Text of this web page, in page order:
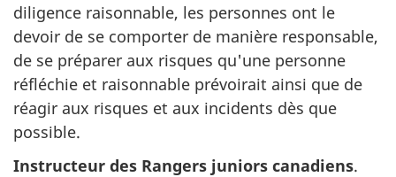
diligence raisonnable, les personnes ont le
devoir de se comporter de manière responsable,
de se préparer aux risques qu'une personne
réfléchie et raisonnable prévoirait ainsi que de
réagir aux risques et aux incidents dès que
possible.
Instructeur des Rangers juniors canadiens.